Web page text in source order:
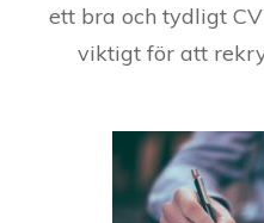
ett bra och tydligt
viktigt för att